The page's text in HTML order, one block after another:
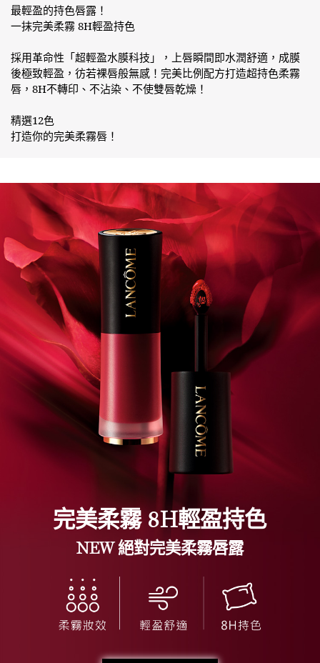
最輕盈的持色唇露！
一抹完美柔霧 8H輕盈持色
採用革命性「超輕盈水膜科技」，上唇瞬間即水潤舒適，成膜
後極致輕盈，彷若裸唇般無感！完美比例配方打造超持色柔霧
唇，8H不轉印、不沾染、不使雙唇乾燥！
精選12色
打造你的完美柔霧唇！
絕對完美柔霧唇露
完美柔霧8H輕盈持色
NEW 絕對完美柔霧唇露